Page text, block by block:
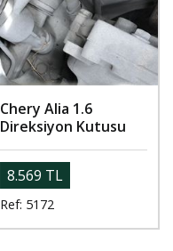
Chery Alia 1.6
Direksiyon Kutusu
8.569 TL
Ref: 5172